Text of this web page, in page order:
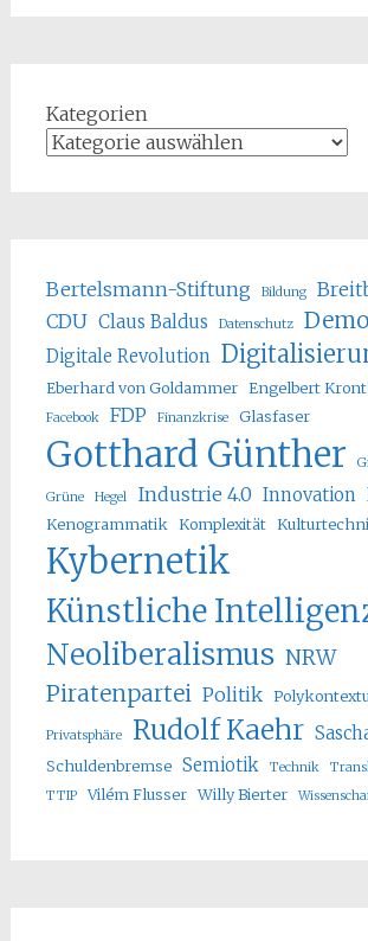
Kategorien
Bertelsmann-Stiftung Bildung
CDU Claus Baldus Datenschutz
Digitale Revolution
Eberhard von Goldammer Engelbert
Facebook FDP Finanzkrise Glasfaser
Gotthard Günther
Grüne Hegel Industrie 4.0 Innovation
Kenogrammatik Komplexität
Kybernetik
Künstliche
Neoliberalismus NRW
Piratenpartei Politik
Privatsphäre Rudolf Kaehr
Schuldenbremse Semiotik Technik
TTIP
Vilém Flusser Willy Bierter